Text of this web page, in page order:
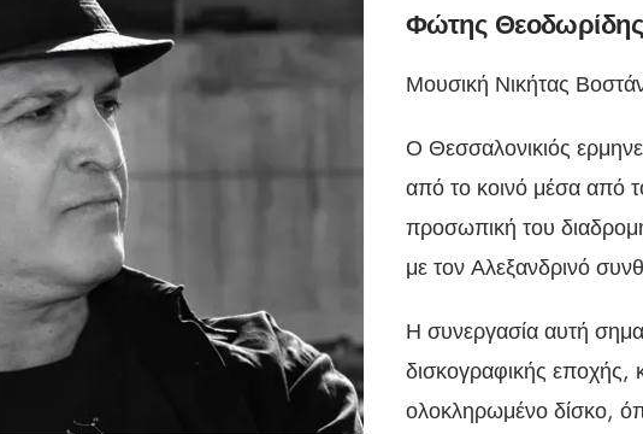
Φώτης
Μουσική Νικήτας
Ο Θεσσαλονικιός
από το κοινό μέσα από
προσωπική του
με τον Αλεξανδρινό
Η συνεργασία αυτή
δισκογραφικής εποχής,
ολοκληρωμένο δίσκο,